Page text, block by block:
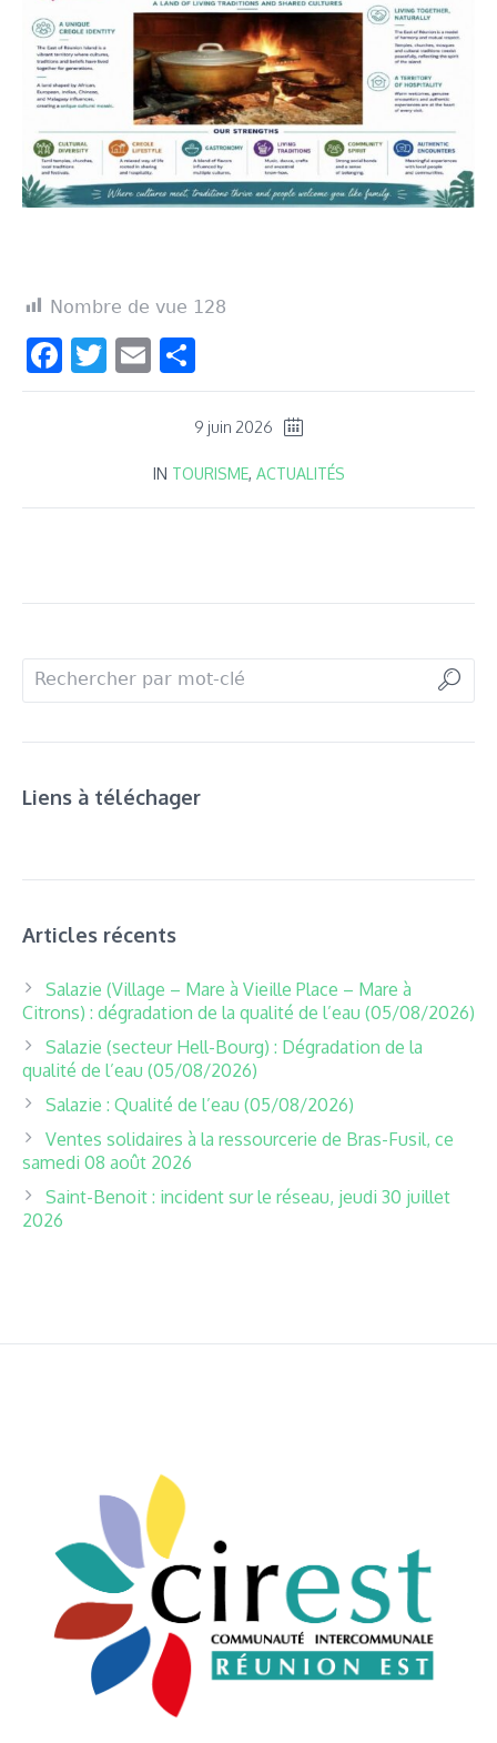
Nombre de vue 128
Facebook
Twitter
Email
9 juin 2026
IN TOURISME, ACTUALITÉS
Liens à téléchager
Articles récents
Salazie (Village – Mare à Vieille Place – Mare à
Citrons) : dégradation de la qualité de l’eau (05/08/2026)
Salazie (secteur Hell-Bourg) : Dégradation de la
qualité de l’eau (05/08/2026)
Salazie : Qualité de l’eau (05/08/2026)
Ventes solidaires à la ressourcerie de Bras-Fusil, ce
samedi 08 août 2026
Saint-Benoit : incident sur le réseau, jeudi 30 juillet
2026